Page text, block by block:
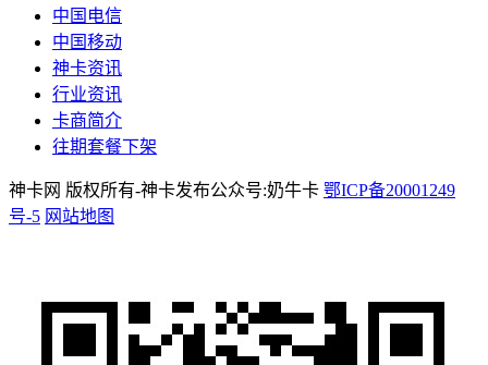
中国电信
中国移动
神卡资讯
行业资讯
卡商简介
往期套餐下架
神卡网 版权所有-神卡发布公众号:奶牛卡 鄂ICP备20001249
号-5 网站地图